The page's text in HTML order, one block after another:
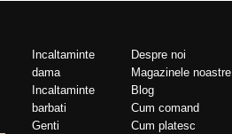
Incaltaminte
dama
Incaltaminte
barbati
Genti
Despre noi
Magazinele noastre
Blog
Cum comand
Cum platesc